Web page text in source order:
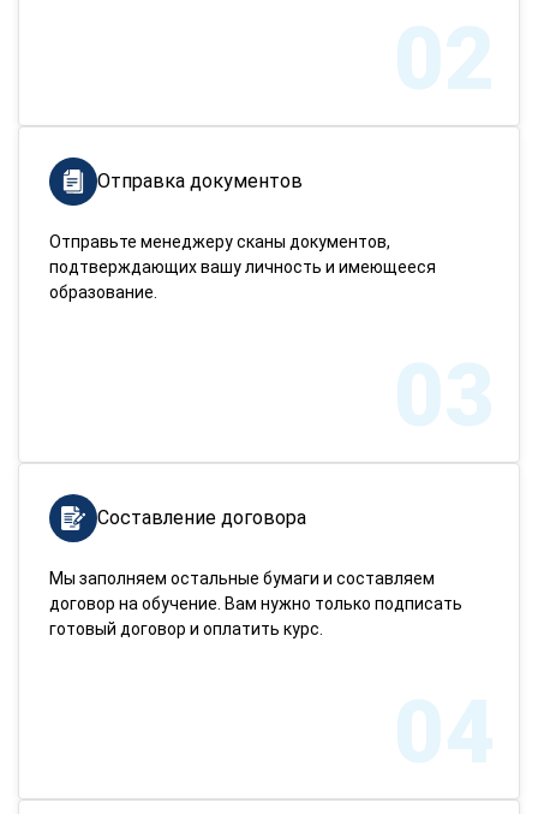
02
Отправка документов
Отправьте менеджеру сканы документов,
подтверждающих вашу личность и имеющееся
образование.
03
Составление договора
Мы заполняем остальные бумаги и составляем
договор на обучение. Вам нужно только подписать
готовый договор и оплатить курс.
04